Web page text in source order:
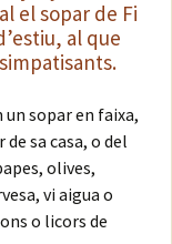
el sopar de Fi
al que
sopar en faixa,
de sa casa, o del
olives,
vi aigua o
o licors de